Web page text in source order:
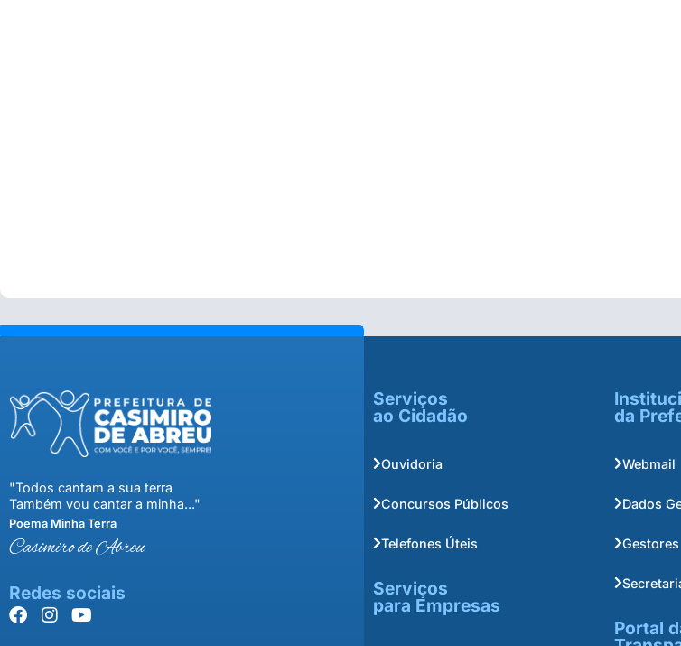
"Todos cantam a sua terra
Também vou cantar a minha..."
Poema Minha Terra
Casimiro de Abreu
Redes sociais
Serviços
ao Cidadão
Ouvidoria
Concursos Públicos
Telefones Úteis
Serviços
para Empresas
da
Webmail
Dados
Gestores
Portal